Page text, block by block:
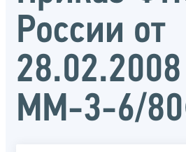
России от
ММ-3-6/